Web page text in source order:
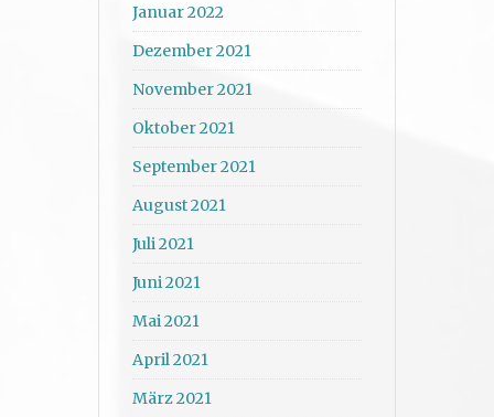
Januar 2022
Dezember 2021
November 2021
Oktober 2021
September 2021
August 2021
Juli 2021
Juni 2021
Mai 2021
April 2021
März 2021